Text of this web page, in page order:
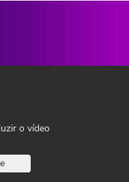
o vídeo